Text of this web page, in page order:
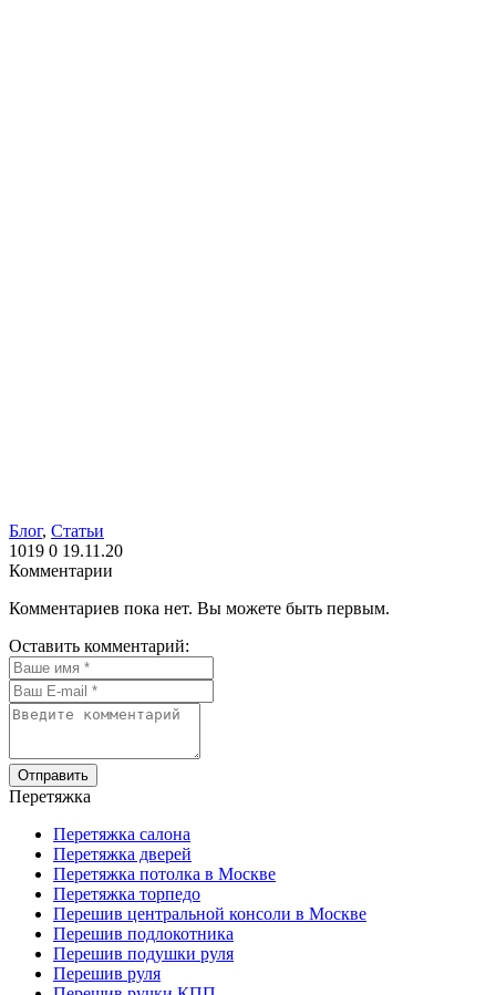
Блог, Статьи
1019 0 19.11.20
Комментарии
Комментариев пока нет. Вы можете быть первым.
Оставить комментарий:
Отправить
Перетяжка
Перетяжка салона
Перетяжка дверей
Перетяжка потолка в Москве
Перетяжка торпедо
Перешив центральной консоли в Москве
Перешив подлокотника
Перешив подушки руля
Перешив руля